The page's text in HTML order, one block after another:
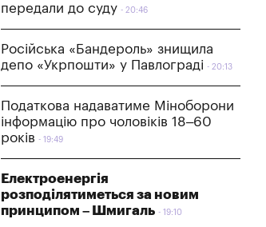
передали до суду
20:46
Російська «Бандероль» знищила
депо «Укрпошти» у Павлограді
20:13
Податкова надаватиме Міноборони
інформацію про чоловіків 18–60
років
19:49
Електроенергія
розподілятиметься за новим
принципом – Шмигаль
19:10